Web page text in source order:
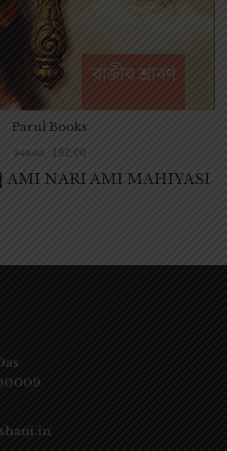
|| AMI NARI AMI MAHIYASI
Parul Books
240.00 192.00